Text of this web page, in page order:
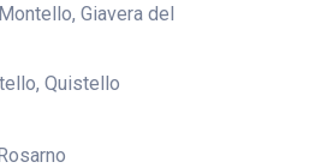
Giavera del
Quistello